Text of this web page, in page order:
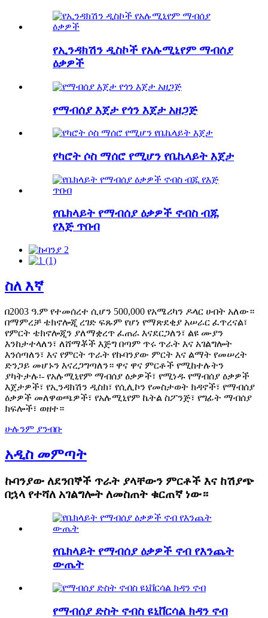
የኢንዳክሽን ዲስኮች የአሉሚኒየም ማብሰያ
ዕቃዎች
የማብሰያ እጀታ የጎን እጀታ አዘጋጅ
የካሮት ሶስ ማሰሮ የሚሆን የቤኬላይት እጀታ
የቤክላይት የማብሰያ ዕቃዎች ኖብስ ብጁ
የእጅ ጥበብ
ስለ እኛ
በ2003 ዓ.ም የተመሰረተ ሲሆን 500,000 የአሜሪካን ዶላር ሀብት አለው።
በማምረቻ ቴክኖሎጂ ረገድ ፍጹም የሆነ የማጽደቂያ አሠራር ፈጥረናል፣
የምርት ቴክኖሎጂን ያለማቋረጥ ፈጠራ እናደርጋለን፣ ልዩ ሙያን
እንከታተላለን፣ ለሸማቾች እጅግ በጣም ጥሩ ጥራት እና አገልግሎት
እንሰጣለን፣ እና የምርት ጥራት የኩባንያው ምርት እና ልማት የመሠረት
ድንጋይ መሆኑን እናረጋግጣለን። ዋና ዋና ምርቶች የሚከተሉትን
ያካትታሉ፡- የአሉሚኒየም ማብሰያ ዕቃዎች፣ የሚነዱ የማብሰያ ዕቃዎች
እጀታዎች፣ የኢንዳክሽን ዲስክ፣ የሲሊኮን የመስታወት ክዳኖች፣ የማብሰያ
ዕቃዎች መለዋወጫዎች፣ የአሉሚኒየም ኬትል ስፖንጅ፣ የግፊት ማብሰያ
ክፍሎች፣ ወዘተ።
ሁሉንም ያንብቡ
አዲስ መምጣት
ኩባንያው ለደንበኞች ጥራት ያላቸውን ምርቶች እና ከሽያጭ
በኋላ የተሻለ አገልግሎት ለመስጠት ቁርጠኛ ነው።
የቤክላይት የማብሰያ ዕቃዎች ኖብ የእንጨት
ውጤት
የማብሰያ ድስት ኖብስ ዩኒቨርሳል ክዳን ኖብ